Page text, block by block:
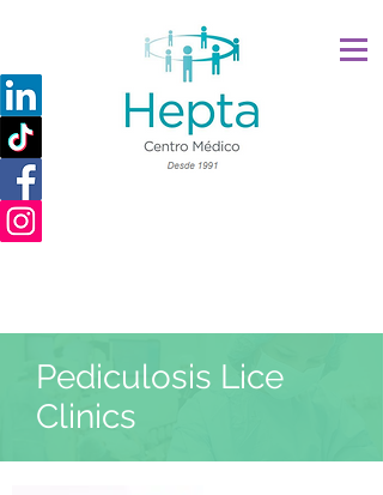
Pediculosis Lice
Clinics